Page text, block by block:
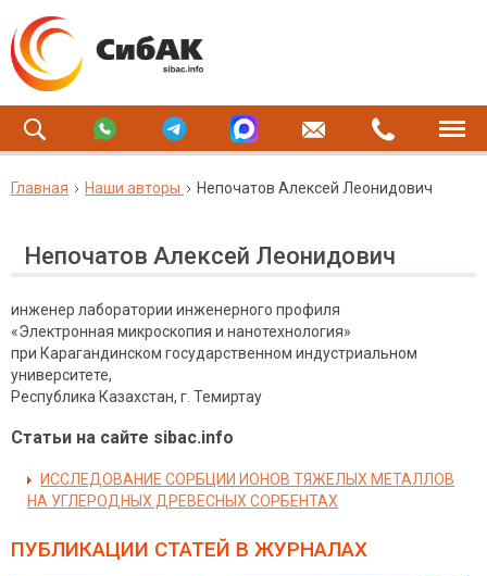
Главная Наши авторы Непочатов Алексей Леонидович
Непочатов Алексей Леонидович
инженер лаборатории инженерного профиля
«Электронная микроскопия и нанотехнология»
при Карагандинском государственном индустриальном
университете,
Республика Казахстан, г. Темиртау
Статьи на сайте sibac.info
ИССЛЕДОВАНИЕ СОРБЦИИ ИОНОВ ТЯЖЕЛЫХ МЕТАЛЛОВ
НА УГЛЕРОДНЫХ ДРЕВЕСНЫХ СОРБЕНТАХ
ПУБЛИКАЦИИ СТАТЕЙ В ЖУРНАЛАХ